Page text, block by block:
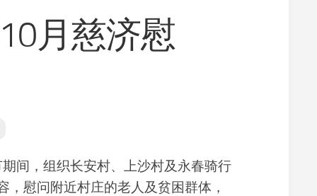
置
寺
院
往
义
工
佛
学
月慈济慰
，组织长安村、上沙村及永春骑行
慰问附近村庄的老人及贫困群体，